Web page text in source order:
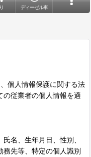
ディーゼル車
個人情報保護に関する法
の従業者の個人情報を適
名、生年月日、性別、
務先等、特定の個人識別